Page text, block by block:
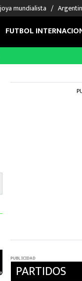
mundialista
FUTBOL